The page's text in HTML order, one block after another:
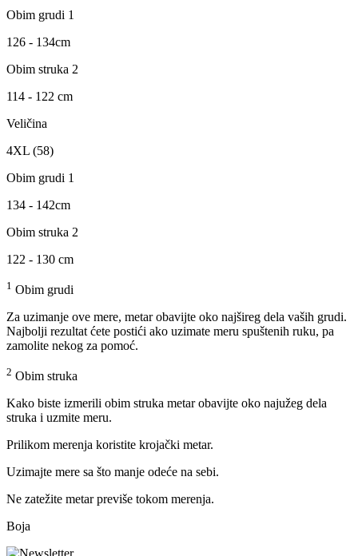
Obim grudi 1
126 - 134cm
Obim struka 2
114 - 122 cm
Veličina
4XL (58)
Obim grudi 1
134 - 142cm
Obim struka 2
122 - 130 cm
1 Obim grudi
Za uzimanje ove mere, metar obavijte oko najšireg dela vaših grudi.
Najbolji rezultat ćete postići ako uzimate meru spuštenih ruku, pa
zamolite nekog za pomoć.
2 Obim struka
Kako biste izmerili obim struka metar obavijte oko najužeg dela
struka i uzmite meru.
Prilikom merenja koristite krojački metar.
Uzimajte mere sa što manje odeće na sebi.
Ne zatežite metar previše tokom merenja.
Boja